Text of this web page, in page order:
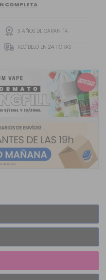
COMPLETA
3 AÑOS DE GARANTÍA
RECÍBELO EN 24 HORAS